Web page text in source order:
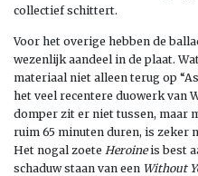
collectief schittert.
Voor het overige hebben de
wezenlijk aandeel in de plaat.
materiaal niet alleen terug op
het veel recentere duowerk van
domper zit er niet tussen, maar
ruim 65 minuten duren, is zeker
Het nogal zoete Heroineis best
schaduw staan van een Without